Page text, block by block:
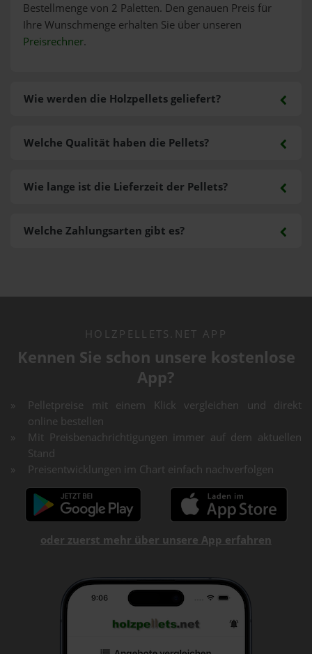
Bestellmenge von 2 Paletten. Den genauen Preis für
Ihre Wunschmenge erhalten Sie über unseren
Preisrechner.
Wie werden die Holzpellets geliefert?
Welche Zahlungsarten gibt es?
Welche Qualität haben die Pellets?
Wie lange ist die Lieferzeit der Pellets?
HOLZPELLETS.NET APP
Kennen Sie schon unsere kostenlose
App?
Pelletpreise mit einem Klick vergleichen und direkt
online bestellen
Mit Preisbenachrichtigungen immer auf dem aktuellen
Stand
Preisentwicklungen im Chart einfach nachverfolgen
oder zuerst mehr über unsere App erfahren